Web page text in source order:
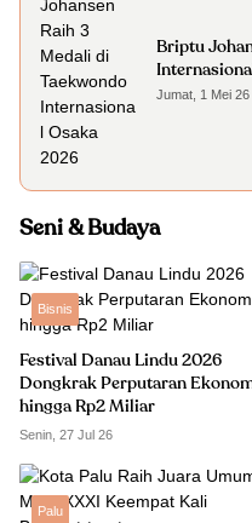
Briptu
Jumat, 1 Mei 26
Seni & Budaya
Bisnis
Festival Danau Lindu 2026
Dongkrak Perputaran
hingga Rp2 Miliar
Senin, 27 Jul 26
Palu